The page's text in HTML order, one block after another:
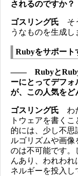
されるのですか？
ゴスリング氏 そ
うなものを生成し
Rubyをサポート
―― RubyとRuby
ーにとってデフ
が、この人気をど
ゴスリング氏 わ
トウェアを書く
的には、少し不思
ルゴリズムや画
のは不可能です。
んあり、われわれ
ネルギーを投入し